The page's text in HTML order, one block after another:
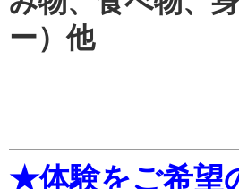
ー）他
★体験をご希望